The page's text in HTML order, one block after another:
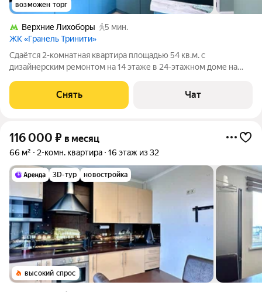
возможен торг
Верхние Лихоборы
5 мин.
ЖК «Гранель Тринити»
Сдаётся 2-комнатная квартира площадью 54 кв.м. с
дизайнерским ремонтом на 14 этаже в 24-этажном доме на
Стиральная машина Сушильная машина Холодильник
Посудомоечная машина Кондиционер
Снять Чат
116 000 ₽ в месяц
66 м² 2-комн. квартира 16 этаж из 32
3D-тур новостройка
высокий спрос